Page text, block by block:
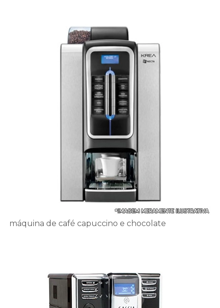
máquina de café capuccino e chocolate